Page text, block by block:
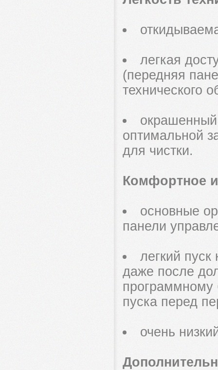
легкая
(передняя
технического
окрашенный
оптимальной
для чистки.
Комфортное
основные
панели
легкий
даже после
программному
пуска перед
очень